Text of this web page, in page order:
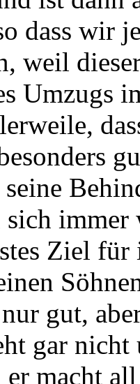
dass wir
weil
Umzugs
sich
Ziel für
gut,
gar nicht
macht